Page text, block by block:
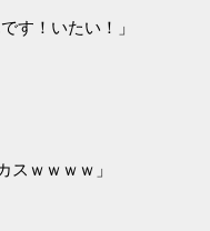
す！いたい！」
スｗｗｗｗ」